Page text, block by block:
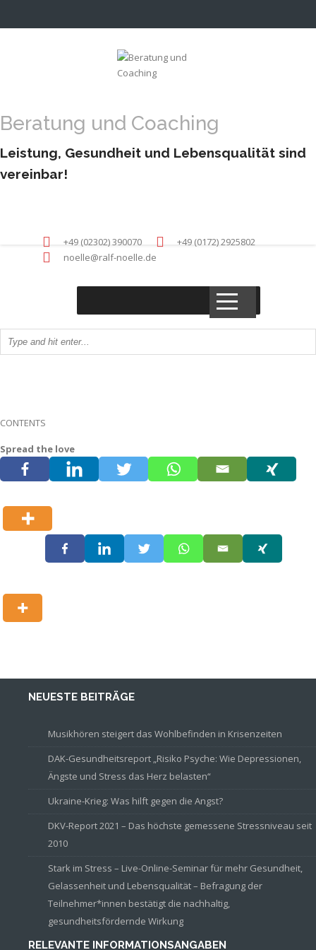
Beratung und Coaching
Leistung, Gesundheit und Lebensqualität sind
vereinbar!
+49 (02302) 390070
+49 (0172) 2925802
noelle@ralf-noelle.de
CONTENTS
Spread the love
NEUESTE BEITRÄGE
Musikhören steigert das Wohlbefinden in Krisenzeiten
DAK-Gesundheitsreport „Risiko Psyche: Wie Depressionen,
Ängste und Stress das Herz belasten“
Ukraine-Krieg: Was hilft gegen die Angst?
DKV-Report 2021 – Das höchste gemessene Stressniveau seit
2010
Stark im Stress – Live-Online-Seminar für mehr Gesundheit,
Gelassenheit und Lebensqualität – Befragung der
Teilnehmer*innen bestätigt die nachhaltig,
gesundheitsfördernde Wirkung
RELEVANTE INFORMATIONSANGABEN